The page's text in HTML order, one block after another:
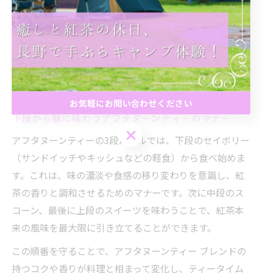
この3段ルールを知ることで、アフタヌーンティー ブレ
ンドの香りや味わいの変化をより一層楽しむことができ
ます。特に初めての方は「どの順番で食べれば良いの
か？」と迷いがちですが、基本を押さえるだけで洗練さ
れたティータイムを体験できるでしょう。
下段から順に味わうアフタヌーンティーのマナー
アフタヌーンティーの3段ルールでは、下段のセイボリー
（サンドイッチやキッシュなどの軽食）から食べ始めま
す。これは、味の濃淡や食感の移り変わりを意識し、紅
茶の香りと調和させるためのマナーです。次に中段のス
コーン、最後に上段のスイーツを味わうことで、紅茶本
来の風味を最大限に引き立てることができます。
この順番を守ることで、アフタヌーンティー ブレンドの
持つコクや香りが料理と相まって変化し、ティータイム
お気軽にお問い合わせください
お気軽にお問い合わせください